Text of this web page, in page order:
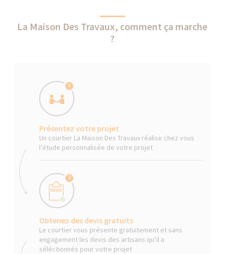
La Maison Des Travaux, comment ça marche
?
1
Présentez votre projet
Un courtier La Maison Des Travaux réalise chez vous
l’étude personnalisée de votre projet
2
Obtenez des devis gratuits
Le courtier vous présente gratuitement et sans
engagement les devis des artisans qu’il a
séléctionnés pour votre projet